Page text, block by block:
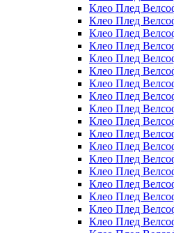
Клео Плед
Клео Плед
Клео Плед
Клео Плед
Клео Плед
Клео Плед
Клео Плед
Клео Плед
Клео Плед
Клео Плед
Клео Плед
Клео Плед
Клео Плед
Клео Плед
Клео Плед
Клео Плед
Клео Плед
Клео Плед